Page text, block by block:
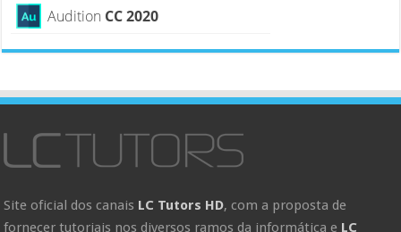
Audition CC 2020
Site oficial dos canais LC Tutors HD, com a proposta de
fornecer tutoriais nos diversos ramos da informática e LC